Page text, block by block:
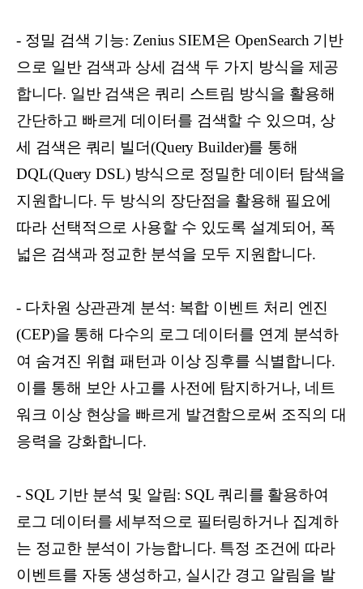
- 정밀 검색 기능: Zenius SIEM은 OpenSearch 기반
으로 일반 검색과 상세 검색 두 가지 방식을 제공
합니다. 일반 검색은 쿼리 스트림 방식을 활용해
간단하고 빠르게 데이터를 검색할 수 있으며, 상
세 검색은 쿼리 빌더(Query Builder)를 통해
DQL(Query DSL) 방식으로 정밀한 데이터 탐색을
지원합니다. 두 방식의 장단점을 활용해 필요에
따라 선택적으로 사용할 수 있도록 설계되어, 폭
넓은 검색과 정교한 분석을 모두 지원합니다.
- 다차원 상관관계 분석: 복합 이벤트 처리 엔진
(CEP)을 통해 다수의 로그 데이터를 연계 분석하
여 숨겨진 위협 패턴과 이상 징후를 식별합니다.
이를 통해 보안 사고를 사전에 탐지하거나, 네트
워크 이상 현상을 빠르게 발견함으로써 조직의 대
응력을 강화합니다.
- SQL 기반 분석 및 알림: SQL 쿼리를 활용하여
로그 데이터를 세부적으로 필터링하거나 집계하
는 정교한 분석이 가능합니다. 특정 조건에 따라
이벤트를 자동 생성하고, 실시간 경고 알림을 발